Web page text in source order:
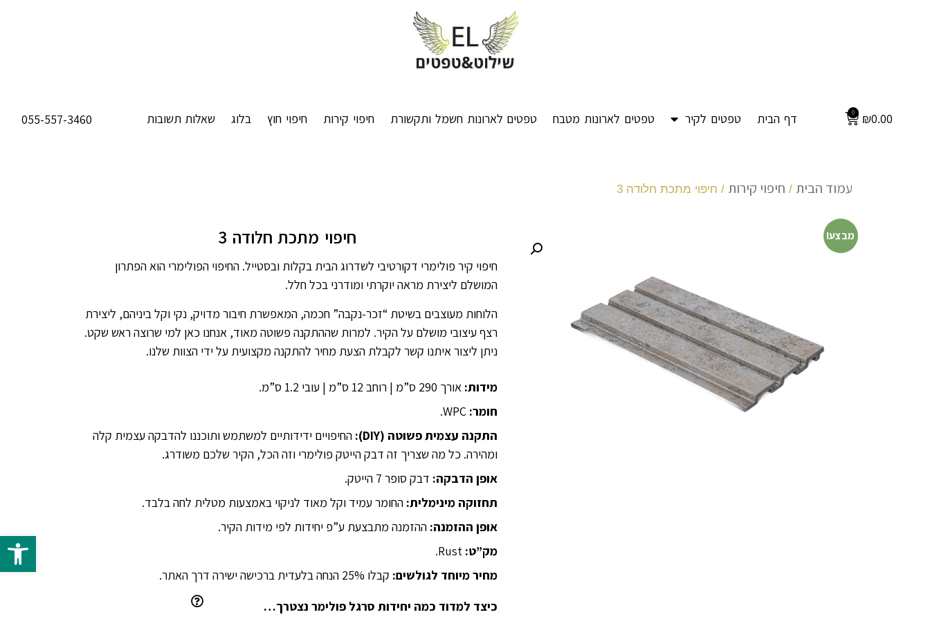
₪0.00
0 דף הבית טפטים לקיר טפטים לארונות מטבח טפטים לארונות חשמל ותקשורת חיפוי קירות חיפוי חוץ בלוג שאלות תשובות 055-557-3460
עמוד הבית / חיפוי קירות / חיפוי מתכת חלודה 3
מבצע! חיפוי מתכת חלודה 3
חיפוי קיר פולימרי דקורטיבי לשדרוג הבית בקלות ובסטייל. החיפוי הפולימרי הוא הפתרון
המושלם ליצירת מראה יוקרתי ומודרני בכל חלל.
הלוחות מעוצבים בשיטת “זכר-נקבה” חכמה, המאפשרת חיבור מדויק, נקי וקל ביניהם, ליצירת
רצף עיצובי מושלם על הקיר. למרות שההתקנה פשוטה מאוד, אנחנו כאן למי שרוצה ראש שקט.
ניתן ליצור איתנו קשר לקבלת הצעת מחיר להתקנה מקצועית על ידי הצוות שלנו.
מידות: אורך 290 ס”מ | רוחב 12 ס”מ | עובי 1.2 ס”מ.
חומר:
התקנה עצמית פשוטה (DIY):
החיפויים ידידותיים למשתמש ותוכננו להדבקה עצמית קלה
ומהירה. כל מה שצריך זה דבק הייטק פולימרי וזה הכל, הקיר שלכם משודרג.
אופן הדבקה: דבק סופר 7 הייטק.
תחזוקה מינימלית: החומר עמיד וקל מאוד לניקוי באמצעות מטלית לחה בלבד.
אופן ההזמנה: ההזמנה מתבצעת ע”פ יחידות לפי מידות הקיר.
מק”ט:
מחיר מיוחד לגולשים: קבלו 25% הנחה בלעדית ברכישה ישירה דרך האתר.
כיצד למדוד כמה יחידות סרגל פולימר נצטרך…